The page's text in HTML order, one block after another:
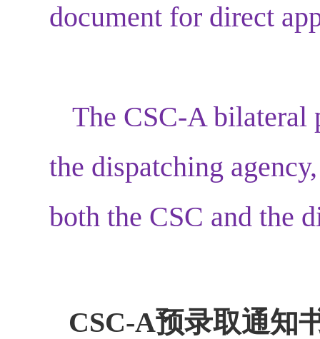
document for direct
The CSC-A bilateral
the dispatching
both the CSC and the
CSC-A预录取通知